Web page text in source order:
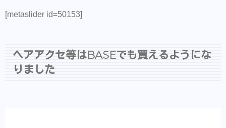
[metaslider id=50153]
ヘアアクセ等はBASEでも買えるようにな
りました